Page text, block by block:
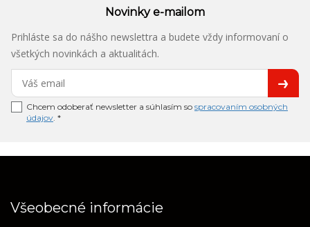
Novinky e-mailom
Prihláste sa do nášho newslettra a budete vždy informovaní o
všetkých novinkách a aktualitách.
Chcem odoberať newsletter a súhlasím so spracovaním osobných
údajov. *
Všeobecné informácie